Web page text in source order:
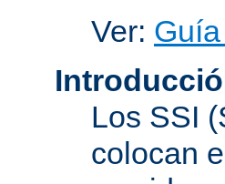
Ver:
Los SSI
colocan